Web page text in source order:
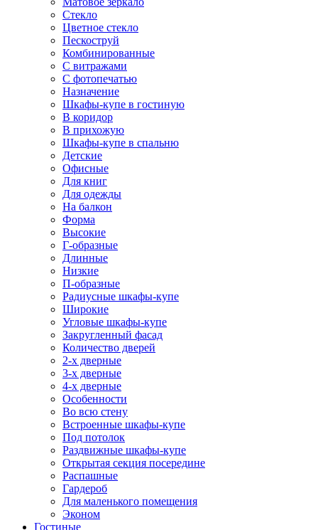
Стекло
Цветное стекло
Пескоструй
Комбинированные
С витражами
С фотопечатью
Назначение
Шкафы-купе в гостиную
В коридор
В прихожую
Шкафы-купе в спальню
Детские
Офисные
Для книг
Для одежды
На балкон
Форма
Высокие
Г-образные
Длинные
Низкие
П-образные
Радиусные шкафы-купе
Широкие
Угловые шкафы-купе
Закругленный фасад
Количество дверей
2-х дверные
3-х дверные
4-х дверные
Особенности
Во всю стену
Встроенные шкафы-купе
Под потолок
Раздвижные шкафы-купе
Открытая секция посередине
Распашные
Гардероб
Для маленького помещения
Эконом
Гостиные